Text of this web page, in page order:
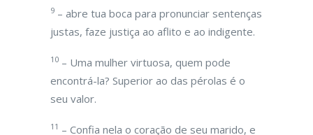
9 – abre tua boca para pronunciar sentenças
justas, faze justiça ao aflito e ao indigente.
10 – Uma mulher virtuosa, quem pode
encontrá-la? Superior ao das pérolas é o
seu valor.
11 – Confia nela o coração de seu marido, e